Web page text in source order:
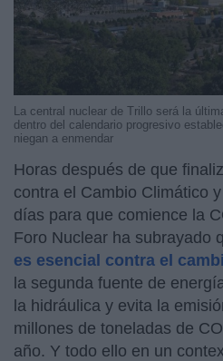
La central nuclear de Trillo será la
dentro del calendario progresivo
niegan a enmendar
Horas después de que
contra el Cambio Climático
días para que comience la
Foro Nuclear ha subrayado
es esencial contra el
la segunda fuente de
la hidráulica y evita la
millones de toneladas de CO
año. Y todo ello en un